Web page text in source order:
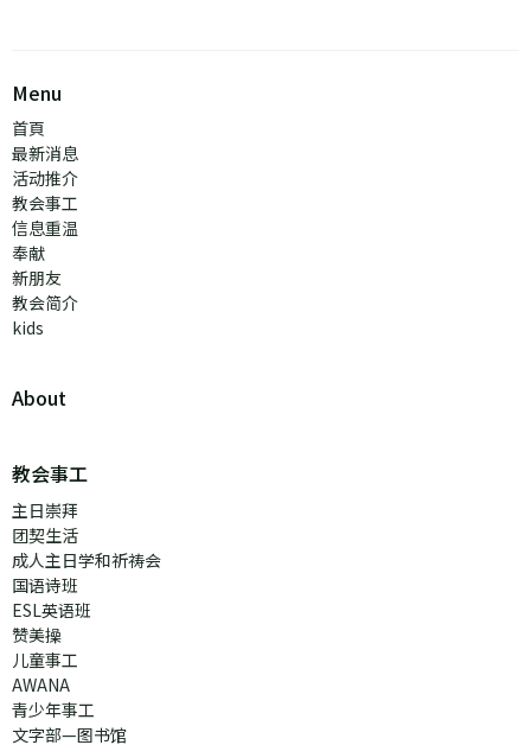
Menu
首頁
最新消息
活动推介
教会事工
信息重温
奉献
新朋友
教会简介
kids
About
教会事工
主日崇拜
团契生活
成人主日学和祈祷会
国语诗班
ESL英语班
赞美操
儿童事工
AWANA
青少年事工
文字部—图书馆